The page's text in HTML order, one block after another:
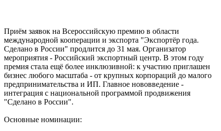
Приём заявок на Всероссийскую премию в области
международной кооперации и экспорта "Экспортёр года.
Сделано в России" продлится до 31 мая. Организатор
мероприятия - Российский экспортный центр. В этом году
премия стала ещё более инклюзивной: к участию приглашен
бизнес любого масштаба - от крупных корпораций до малого
предпринимательства и ИП. Главное нововведение -
интеграция с национальной программой продвижения
"Сделано в России".
Основные номинации: